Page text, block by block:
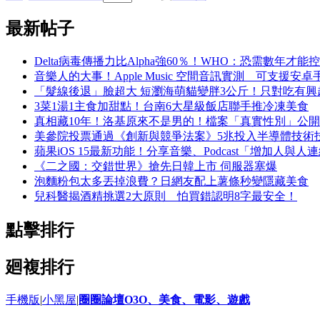
最新帖子
Delta病毒傳播力比Alpha強60％！WHO：恐需數年才能
音樂人的大事！Apple Music 空間音訊實測 可支援安卓
「髮線後退」臉超大 短瀏海萌貓變胖3公斤！只對吃有興
3菜1湯1主食加甜點！台南6大星級飯店聯手推冷凍美食
真相藏10年！洛基原來不是男的！檔案「真實性別」公開
美參院投票通過《創新與競爭法案》5兆投入半導體技術
蘋果iOS 15最新功能！分享音樂、Podcast「增加人與人連
《二之國：交錯世界》搶先日韓上市 伺服器塞爆
泡麵粉包太多丟掉浪費？日網友配上薯條秒變隱藏美食
兒科醫揭酒精挑選2大原則 怕買錯認明8字最安全！
點擊排行
廻複排行
手機版|小黑屋|圈圈論壇O3O、美食、電影、遊戲